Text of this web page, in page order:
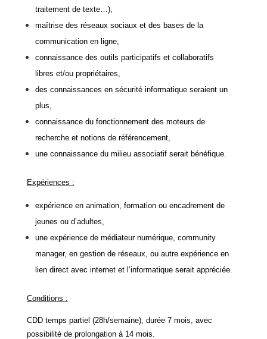
traitement de texte…),
maîtrise des réseaux sociaux et des bases de la
communication en ligne,
connaissance des outils participatifs et collaboratifs
libres et/ou propriétaires,
des connaissances en sécurité informatique seraient un
plus,
connaissance du fonctionnement des moteurs de
recherche et notions de référencement,
une connaissance du milieu associatif serait bénéfique.
Expériences :
expérience en animation, formation ou encadrement de
jeunes ou d’adultes,
une expérience de médiateur numérique, community
manager, en gestion de réseaux, ou autre expérience en
lien direct avec internet et l’informatique serait appréciée.
Conditions :
CDD temps partiel (28h/semaine), durée 7 mois, avec
possibilité de prolongation à 14 mois.